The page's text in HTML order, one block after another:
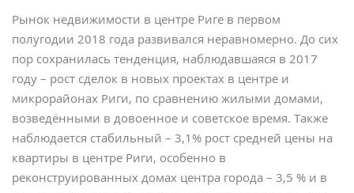
Рынок недвижимости в центре Риге в первом
полугодии 2018 года развивался неравномерно. До сих
пор сохранилась тенденция, наблюдавшаяся в 2017
году – рост сделок в новых проектах в центре и
микрорайонах Риги, по сравнению жилыми домами,
возведёнными в довоенное и советское время. Также
наблюдается стабильный – 3,1% рост средней цены на
квартиры в центре Риги, особенно в
реконструированных домах центра города – 3,5 % и в